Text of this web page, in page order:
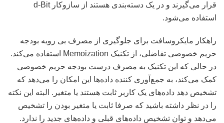
قرار می‌گیرند و در یک دسته‌بندی هستند از سازوکار d-Bit
استفاده می‌شود.
راهکار مایکروسافت برای جلوگیری از مصرف بی رویه بودجه
حریم خصوصی تفاضلی، از تکنیک Memoization استفاده می‌کند.
در حالی که این تکنیک به مصرف درست بودجه حریم خصوصی
کمک می‌کند، به جمع‌آوری کننده داده‌ها این امکان را می‌دهد که
تشخیص دهد داده‌های یک کاربر ثابت هستند یا متغیر. البته این نکته
را در نظر داشته باشید که صرفا ثابت یا متغیر بودن را تشخیص
می‌دهد و توان تشخیص داده‌های قبلی و داده‌های جدید را ندارد.